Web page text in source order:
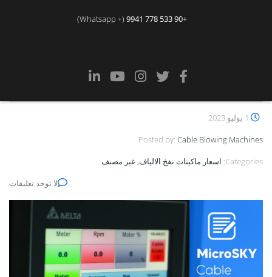
+90 533 778 9941
(+ Whatsapp)
Posted by: Cable Blowing Machines
Categories: اسعار ماكينات نفخ الالياف, غير مصنف
لا توجد تعليقات